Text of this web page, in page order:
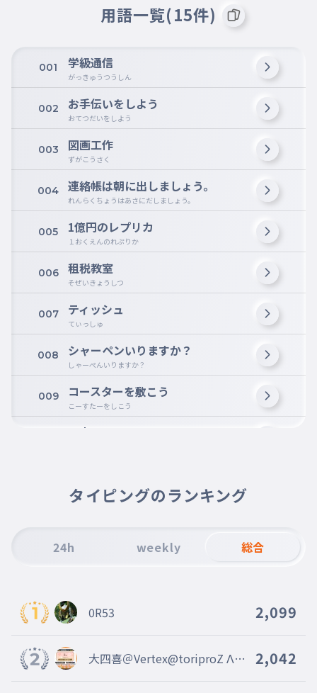
用語一覧(15件)
001 学級通信
がっきゅうつうしん
002 お手伝いをしよう
おてつだいをしよう
003 図画工作
ずがこうさく
004 連絡帳は朝に出しましょう。
れんらくちょうはあさにだしましょう。
005 1億円のレプリカ
１おくえんのれぷりか
006 租税教室
そぜいきょうしつ
007 ティッシュ
てぃっしゅ
008 シャーペンいりますか？
しゃーぺんいりますか？
009 コースターを敷こう
こーすたーをしこう
お文具さん
かすてらさん
いつもやってくれてありがとう
014 またよろしくね
またよろしくね
いーめーるそうしん
タイピングのランキング
24h weekly 総合
0R53 2,099
大四喜＠Vertex@toriproZ Λ＠S
2,042